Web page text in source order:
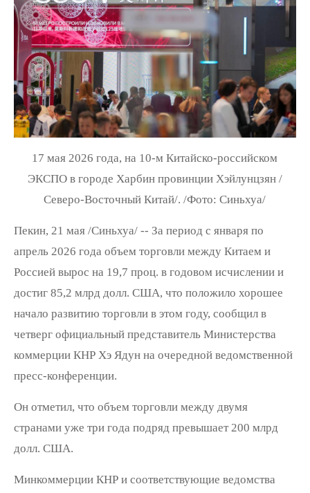
17 мая 2026 года, на 10-м Китайско-российском
ЭКСПО в городе Харбин провинции Хэйлунцзян /
Северо-Восточный Китай/. /Фото: Синьхуа/
Пекин, 21 мая /Синьхуа/ -- За период с января по
апрель 2026 года объем торговли между Китаем и
Россией вырос на 19,7 проц. в годовом исчислении и
достиг 85,2 млрд долл. США, что положило хорошее
начало развитию торговли в этом году, сообщил в
четверг официальный представитель Министерства
коммерции КНР Хэ Ядун на очередной ведомственной
пресс-конференции.
Он отметил, что объем торговли между двумя
странами уже три года подряд превышает 200 млрд
долл. США.
Минкоммерции КНР и соответствующие ведомства